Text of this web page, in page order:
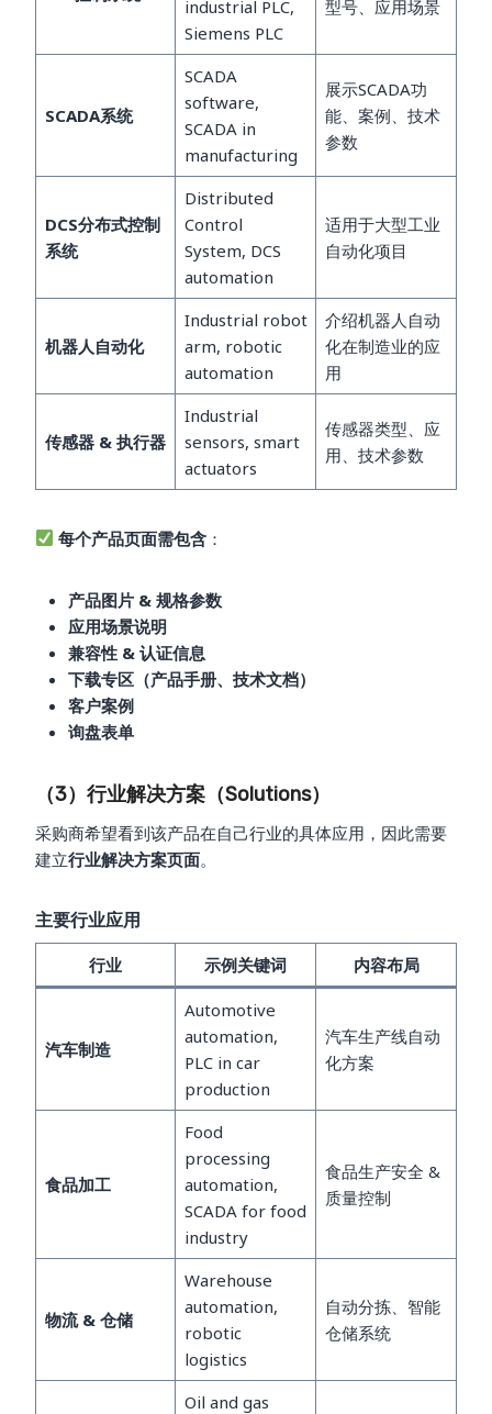
industrial PLC,
Siemens PLC
型号、应用场景
SCADA系统
SCADA
software,
SCADA in
manufacturing
展示SCADA功
能、案例、技术
参数
DCS分布式控制
系统
Distributed
Control
System, DCS
automation
适用于大型工业
自动化项目
机器人自动化
Industrial robot
arm, robotic
automation
介绍机器人自动
化在制造业的应
用
传感器 & 执行器
Industrial
sensors, smart
actuators
传感器类型、应
用、技术参数
每个产品页面需包含 ：
产品图片 & 规格参数
应用场景说明
兼容性 & 认证信息
下载专区（产品手册、技术文档）
客户案例
询盘表单
（3）行业解决方案（Solutions）
采购商希望看到该产品在自己行业的具体应用，因此需要
建立行业解决方案页面。
主要行业应用
行业 示例关键词 内容布局
汽车制造
Automotive
automation,
PLC in car
production
汽车生产线自动
化方案
食品加工
Food
processing
automation,
SCADA for food
industry
食品生产安全 &
质量控制
物流 & 仓储
Warehouse
automation,
robotic
logistics
自动分拣、智能
仓储系统
Oil and gas